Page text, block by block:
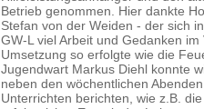
Betrieb genommen. Hier dankte
Stefan von der Weiden - der sich
GW-L viel Arbeit und Gedanken
Umsetzung so erfolgte wie die
Jugendwart Markus Diehl konnte
neben den wöchentlichen
Unterrichten berichten, wie z.B.